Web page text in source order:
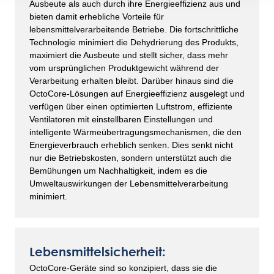
Ausbeute als auch durch ihre Energieeffizienz aus und
bieten damit erhebliche Vorteile für
lebensmittelverarbeitende Betriebe. Die fortschrittliche
Technologie minimiert die Dehydrierung des Produkts,
maximiert die Ausbeute und stellt sicher, dass mehr
vom ursprünglichen Produktgewicht während der
Verarbeitung erhalten bleibt. Darüber hinaus sind die
OctoCore-Lösungen auf Energieeffizienz ausgelegt und
verfügen über einen optimierten Luftstrom, effiziente
Ventilatoren mit einstellbaren Einstellungen und
intelligente Wärmeübertragungsmechanismen, die den
Energieverbrauch erheblich senken. Dies senkt nicht
nur die Betriebskosten, sondern unterstützt auch die
Bemühungen um Nachhaltigkeit, indem es die
Umweltauswirkungen der Lebensmittelverarbeitung
minimiert.
Lebensmittelsicherheit:
OctoCore-Geräte sind so konzipiert, dass sie die